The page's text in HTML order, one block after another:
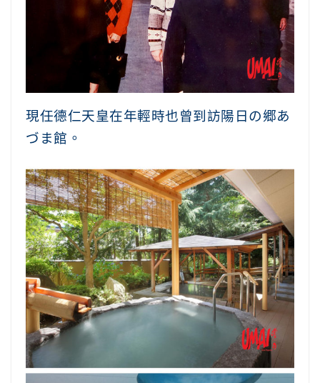
現任德仁天皇在年輕時也曾到訪陽日の郷あ
づま館。